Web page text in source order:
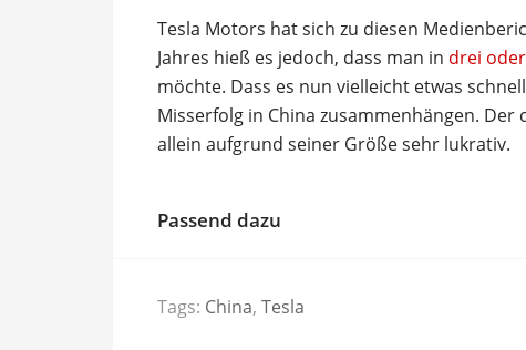
Tesla Motors hat sich zu diesen
Jahres hieß es jedoch, dass man in drei
möchte. Dass es nun vielleicht etwas
Misserfolg in China zusammenhängen.
allein aufgrund seiner Größe sehr lukrativ.
Passend dazu
Tags: China, Tesla